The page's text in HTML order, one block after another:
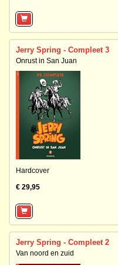
Jerry Spring - Compleet 3
Onrust in San Juan
Hardcover
€ 29,95
Jerry Spring - Compleet 2
Van noord en zuid